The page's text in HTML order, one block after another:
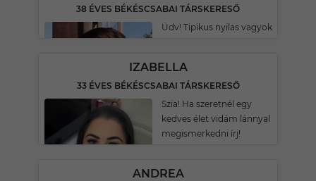
38 ÉVES BÉKÉSCSABAI TÁRSKERESŐ
Üdv! Tipikus nyilas vagyok
IZABELLA
33 ÉVES BÉKÉSCSABAI TÁRSKERESŐ
Szia! Ha szeretnél egy
kedves élet vidám lánnyal
megismerkedni írj!
ANDREA